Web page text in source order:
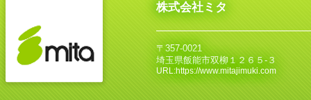
株式会社ミタ
〒357-0021
埼玉県飯能市双柳１２６５‐３
URL:https://www.mitajimuki.com